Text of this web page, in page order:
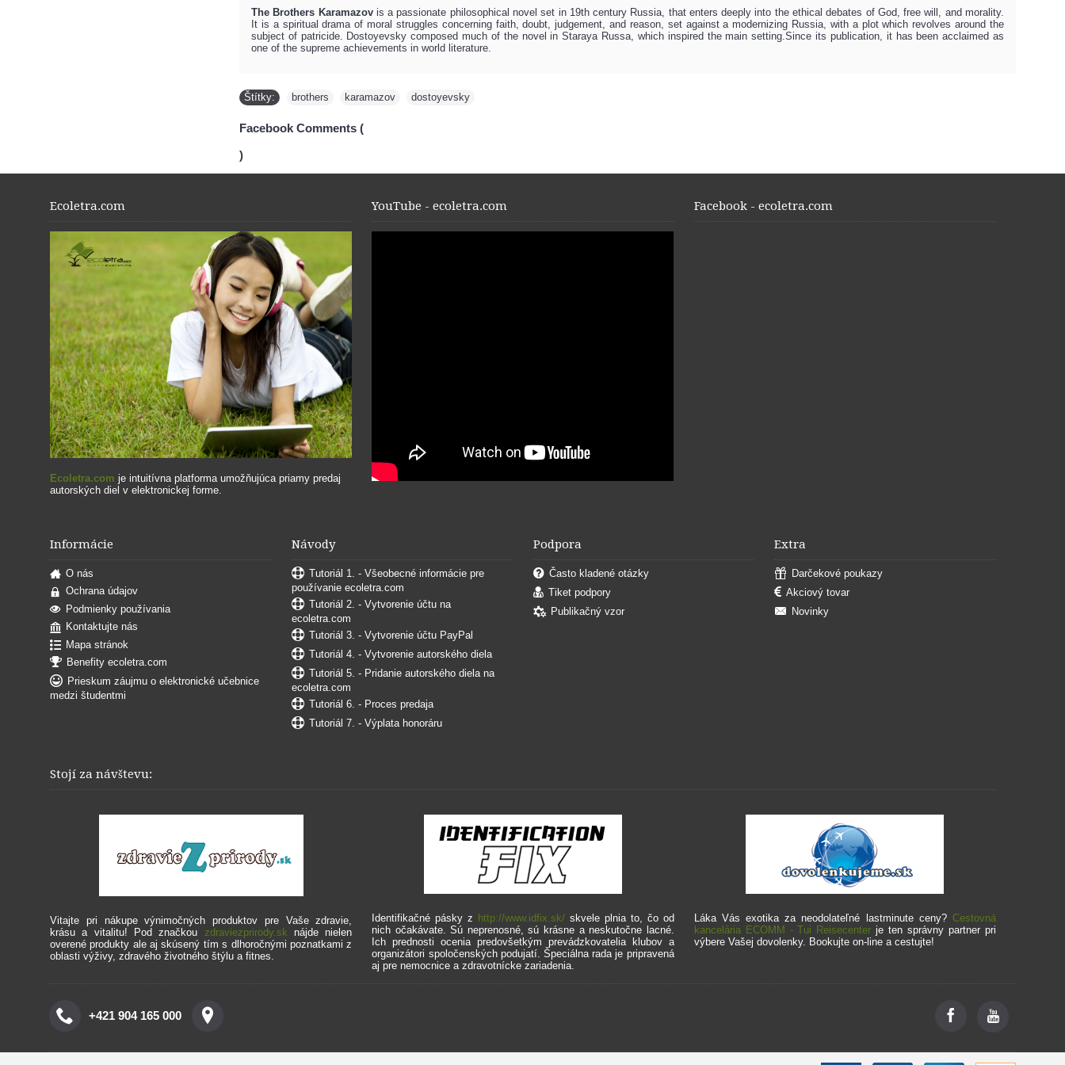
The Brothers Karamazovis a passionate philosophical novel set in 19th century Russia, that enters deeply into the ethical debates of God, free will, and morality.
It is a spiritual drama of moral struggles concerning faith, doubt, judgement, and reason, set against a modernizing Russia, with a plot which revolves around the
subject of patricide. Dostoyevsky composed much of the novel in Staraya Russa, which inspired the main setting.Since its publication, it has been acclaimed as
one of the supreme achievements in world literature.
Štítky: brothers karamazov dostoyevsky
Facebook Comments (
)
Ecoletra.com
Ecoletra.com je intuitívna platforma umožňujúca priamy predaj
autorských diel v elektronickej forme.
YouTube - ecoletra.com Facebook - ecoletra.com
Informácie
O nás
Ochrana údajov
Podmienky používania
Kontaktujte nás
Mapa stránok
Benefity ecoletra.com
Prieskum záujmu o elektronické učebnice
medzi študentmi
Návody
Tutoriál 1. - Všeobecné informácie pre
používanie ecoletra.com
Tutoriál 2. - Vytvorenie účtu na
ecoletra.com
Tutoriál 3. - Vytvorenie účtu PayPal
Tutoriál 4. - Vytvorenie autorského diela
Tutoriál 5. - Pridanie autorského diela na
ecoletra.com
Tutoriál 6. - Proces predaja
Tutoriál 7. - Výplata honoráru
Podpora
Často kladené otázky
Tiket podpory
Publikačný vzor
Extra
Darčekové poukazy
Akciový tovar
Novinky
Stojí za návštevu:
Vitajte pri nákupe výnimočných produktov pre Vaše zdravie,
krásu a vitalitu!
Pod značkou zdraviezprirody.sk nájde nielen
overené produkty ale aj skúsený tím s dlhoročnými poznatkami z
oblasti výživy, zdravého životného štýlu a fitnes.
Identifikačné pásky z http://www.idfix.sk/ skvele plnia to, čo od
nich očakávate. Sú neprenosné, sú krásne a neskutočne lacné.
Ich prednosti ocenia predovšetkým prevádzkovatelia klubov a
organizátori spoločenských podujatí. Špeciálna rada je pripravená
aj pre nemocnice a zdravotnícke zariadenia.
Láka Vás exotika za neodolateľné lastminute ceny? Cestovná
kancelária ECOMM - Tui Reisecenter je ten správny partner pri
výbere Vašej dovolenky. Bookujte on-line a cestujte!
+421 904 165 000